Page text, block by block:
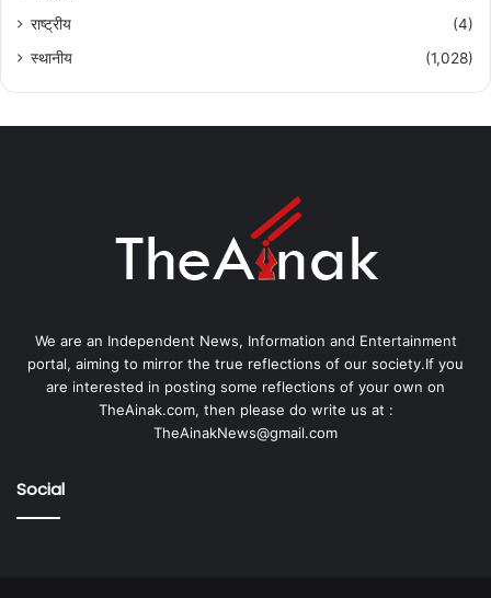
राष्ट्रीय
(4)
स्थानीय
(1,028)
We are an Independent News, Information and Entertainment
portal, aiming to mirror the true reflections of our society.If you
are interested in posting some reflections of your own on
TheAinak.com, then please do write us at :
TheAinakNews@gmail.com
Social